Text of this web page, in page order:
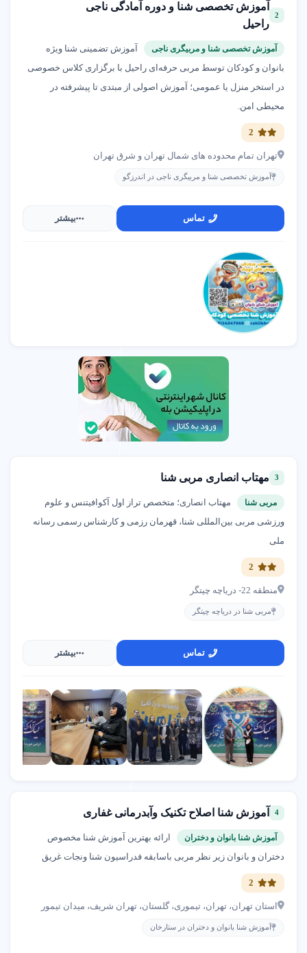
2
آموزش تخصصی شنا و دوره آمادگی ناجی
راحیل
آموزش تخصصی شنا و مربیگری ناجی
آموزش تضمینی شنا ویژه
بانوان و کودکان توسط مربی حرفه‌ای راحیل با برگزاری کلاس خصوصی
در استخر منزل یا عمومی؛ آموزش اصولی از مبتدی تا پیشرفته در
محیطی امن.
تهران تمام محدوده های شمال تهران و شرق تهران
آموزش تخصصی شنا و مربیگری ناجی در اندرزگو
تماس بیشتر
3 مهتاب انصاری مربی شنا
مربی شنا
مهتاب انصاری؛ متخصص تراز اول آکوافیتنس و علوم
ورزشی مربی بین‌المللی شنا، قهرمان رزمی و کارشناس رسمی رسانه
ملی
منطقه 22- دریاچه چیتگر
مربی شنا در دریاچه چیتگر
تماس بیشتر
4 آموزش شنا اصلاح تکنیک وآبدرمانی غفاری
آموزش شنا بانوان و دختران
ارائه بهترین آموزش شنا مخصوص
دختران و بانوان زیر نظر مربی باسابقه فدراسیون شنا ونجات غریق
استان تهران، تهران، تیموری، گلستان، تهران شریف، میدان تیمور
آموزش شنا بانوان و دختران در ستارخان